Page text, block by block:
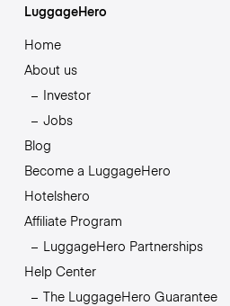
LuggageHero
Home
About us
Investor
Jobs
Blog
Become a LuggageHero
Hotelshero
Affiliate Program
LuggageHero Partnerships
Help Center
The LuggageHero Guarantee